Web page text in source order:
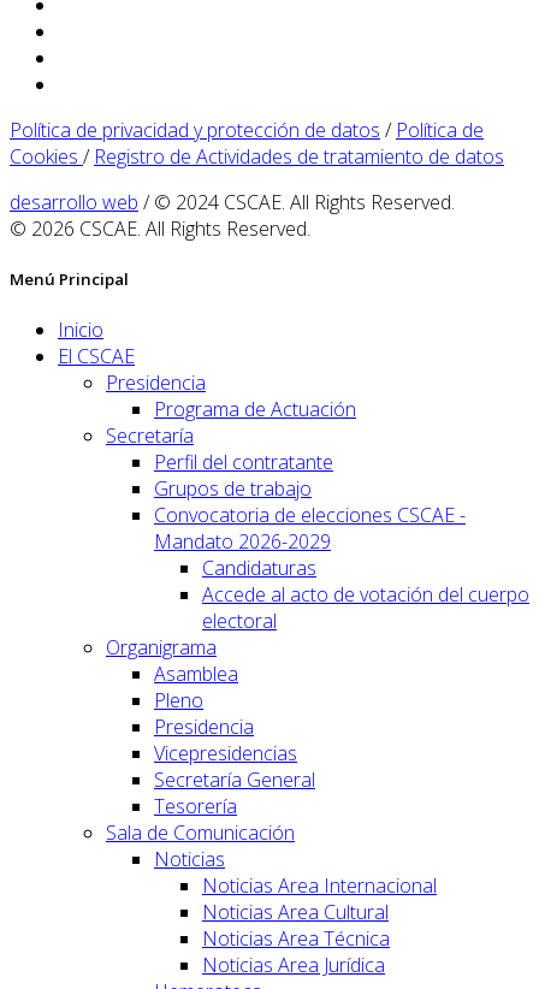
Política de privacidad y protección de datos / Política de
Cookies / Registro de Actividades de tratamiento de datos
desarrollo web / © 2024 CSCAE. All Rights Reserved.
© 2026 CSCAE. All Rights Reserved.
Menú Principal
Inicio
El CSCAE
Presidencia
Programa de Actuación
Secretaría
Perfil del contratante
Grupos de trabajo
Convocatoria de elecciones CSCAE -
Mandato 2026-2029
Candidaturas
Accede al acto de votación del cuerpo
electoral
Organigrama
Asamblea
Pleno
Presidencia
Vicepresidencias
Secretaría General
Tesorería
Sala de Comunicación
Noticias
Noticias Area Internacional
Noticias Area Cultural
Noticias Area Técnica
Noticias Area Jurídica